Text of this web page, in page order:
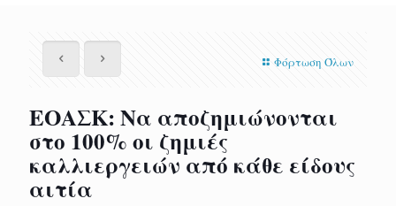
Φόρτωση Όλων
ΕΟΑΣΚ: Να αποζημιώνονται
στο 100% οι ζημιές
καλλιεργειών από κάθε είδους
αιτία